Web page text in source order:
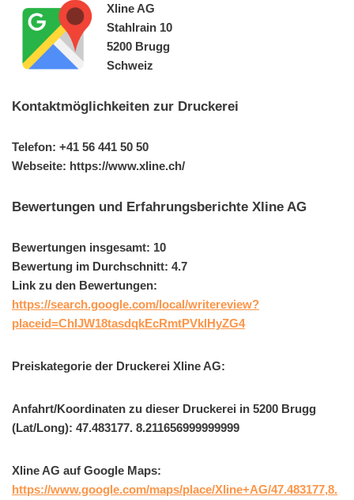
Xline AG
Stahlrain 10
5200 Brugg
Schweiz
Kontaktmöglichkeiten zur Druckerei
Telefon: +41 56 441 50 50
Webseite: https://www.xline.ch/
Bewertungen und Erfahrungsberichte Xline AG
Bewertungen insgesamt: 10
Bewertung im Durchschnitt: 4.7
Link zu den Bewertungen:
https://search.google.com/local/writereview?
placeid=ChIJW18tasdqkEcRmtPVklHyZG4
Preiskategorie der Druckerei Xline AG:
Anfahrt/Koordinaten zu dieser Druckerei in 5200 Brugg
(Lat/Long): 47.483177. 8.211656999999999
Xline AG auf Google Maps:
https://www.google.com/maps/place/Xline+AG/47.483177,8.